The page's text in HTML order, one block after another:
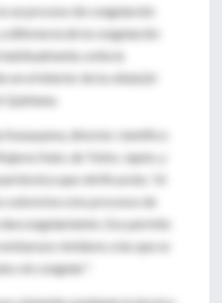
un proceso de congelación
diferencia de la congelación
habitualmente, evita la
en el interior de la célula [el
Quintana.
Kuwayama, director científico
Kato, de Tokio, Japón, y
técnica que vitrificación, "el
sobrevive a los procesos de
Eso permite
similares a las que se
sin congelar".